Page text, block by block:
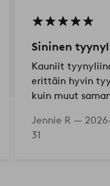
Sininen
Kauniit
erittäin hyvin
kuin muut
Jennie R —
31